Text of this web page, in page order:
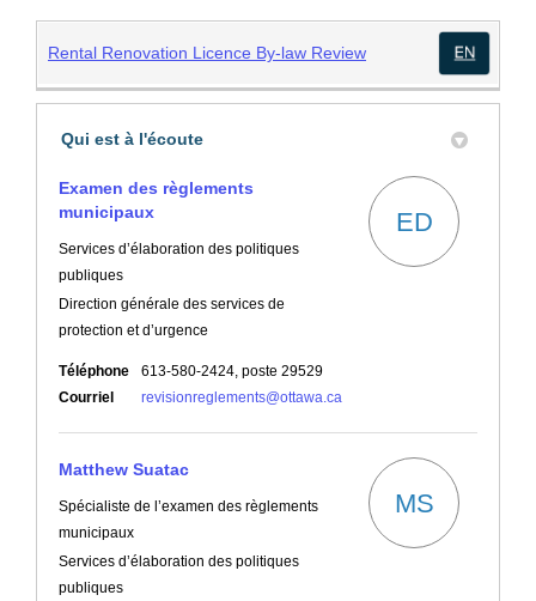
Rental Renovation Licence By-law Review(Liens externes)
Qui est à l'écoute
Examen des règlements
municipaux
Services d’élaboration des politiques
publiques
Direction générale des services de
protection et d’urgence
ED
Téléphone
613-580-2424, poste 29529
Courriel
revisionreglements@ottawa.ca
Matthew Suatac
Spécialiste de l’examen des règlements
municipaux
Services d’élaboration des politiques
publiques
MS